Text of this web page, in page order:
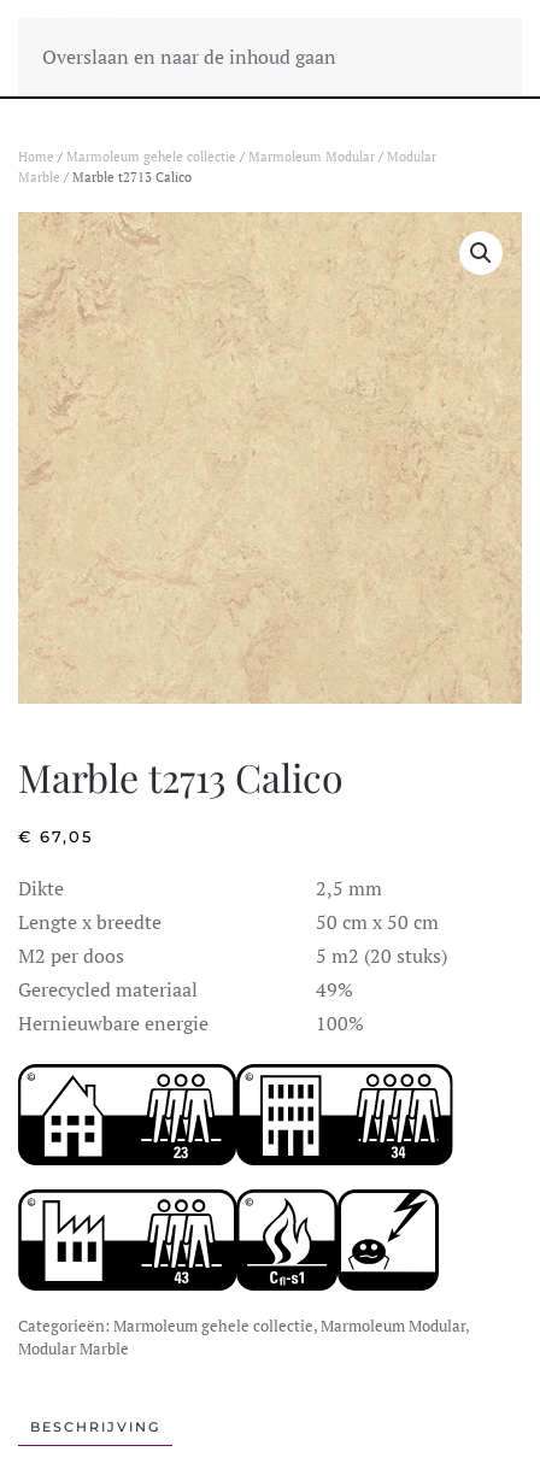
Overslaan en naar de inhoud gaan
Home / Marmoleum gehele collectie / Marmoleum Modular / Modular
Marble / Marble t2713 Calico
Marble t2713 Calico
€ 67,05
Dikte
2,5 mm
Lengte x breedte
50 cm x 50 cm
M2 per doos
5 m2 (20 stuks)
Gerecycled materiaal
49%
Hernieuwbare energie
100%
Categorieën: Marmoleum gehele collectie,Marmoleum Modular,
Modular Marble
BESCHRIJVING